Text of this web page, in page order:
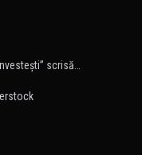
scrisă…